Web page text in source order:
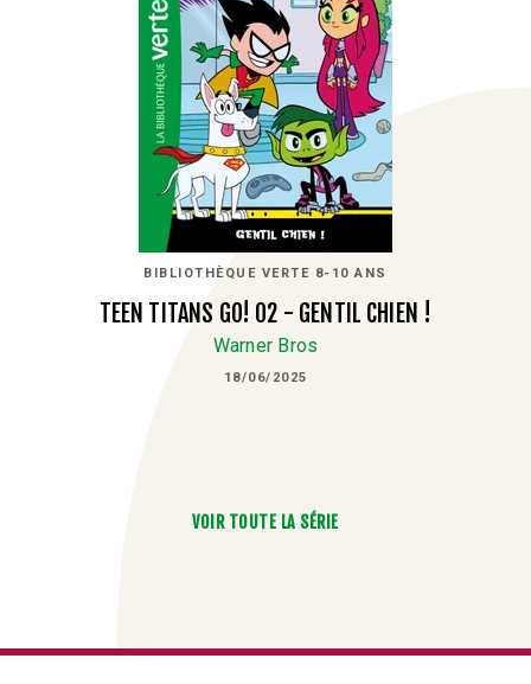
BIBLIOTHÈQUE VERTE 8-10 ANS
TEEN TITANS GO! 02 - GENTIL CHIEN !
Warner Bros
18/06/2025
VOIR TOUTE LA SÉRIE